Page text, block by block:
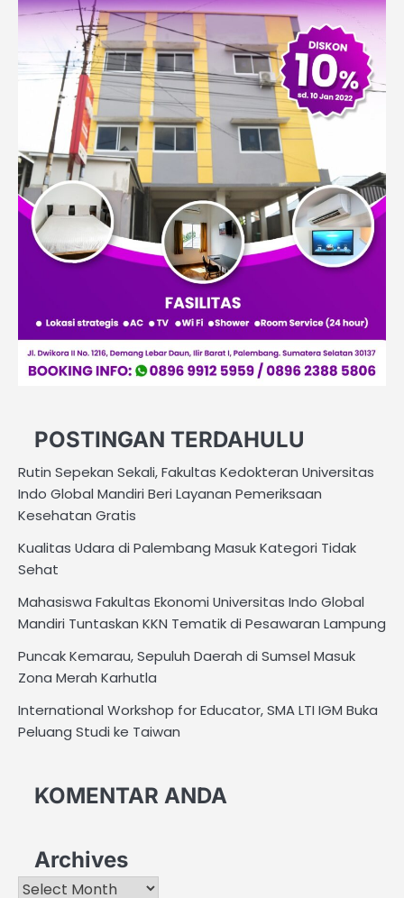
POSTINGAN TERDAHULU
Rutin Sepekan Sekali, Fakultas Kedokteran Universitas
Indo Global Mandiri Beri Layanan Pemeriksaan
Kesehatan Gratis
Kualitas Udara di Palembang Masuk Kategori Tidak
Sehat
Mahasiswa Fakultas Ekonomi Universitas Indo Global
Mandiri Tuntaskan KKN Tematik di Pesawaran Lampung
Puncak Kemarau, Sepuluh Daerah di Sumsel Masuk
Zona Merah Karhutla
International Workshop for Educator, SMA LTI IGM Buka
Peluang Studi ke Taiwan
KOMENTAR ANDA
Archives
Archives